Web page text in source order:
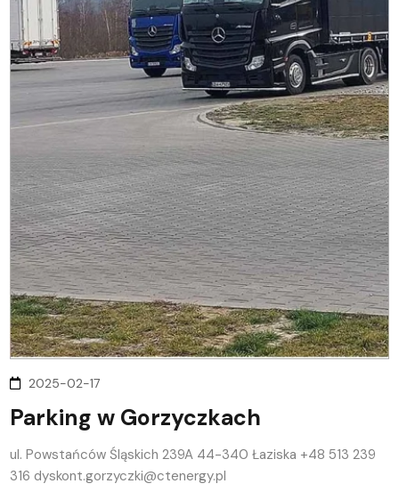
2025-02-17
Parking w Gorzyczkach
ul. Powstańców Śląskich 239A 44-340 Łaziska +48 513 239
316 dyskont.gorzyczki@ctenergy.pl